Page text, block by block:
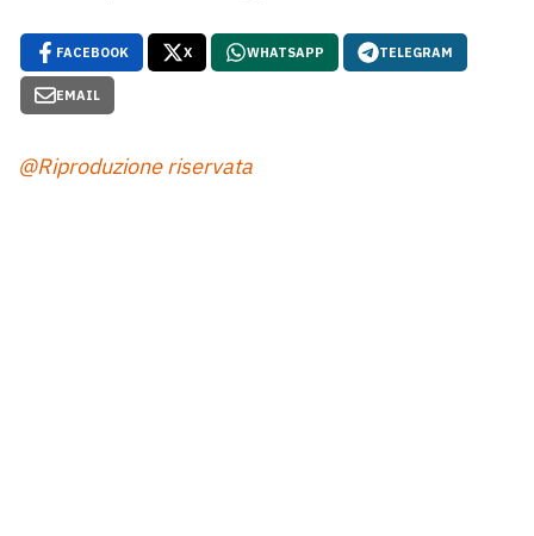
FACEBOOK X WHATSAPP TELEGRAM
EMAIL
@Riproduzione riservata